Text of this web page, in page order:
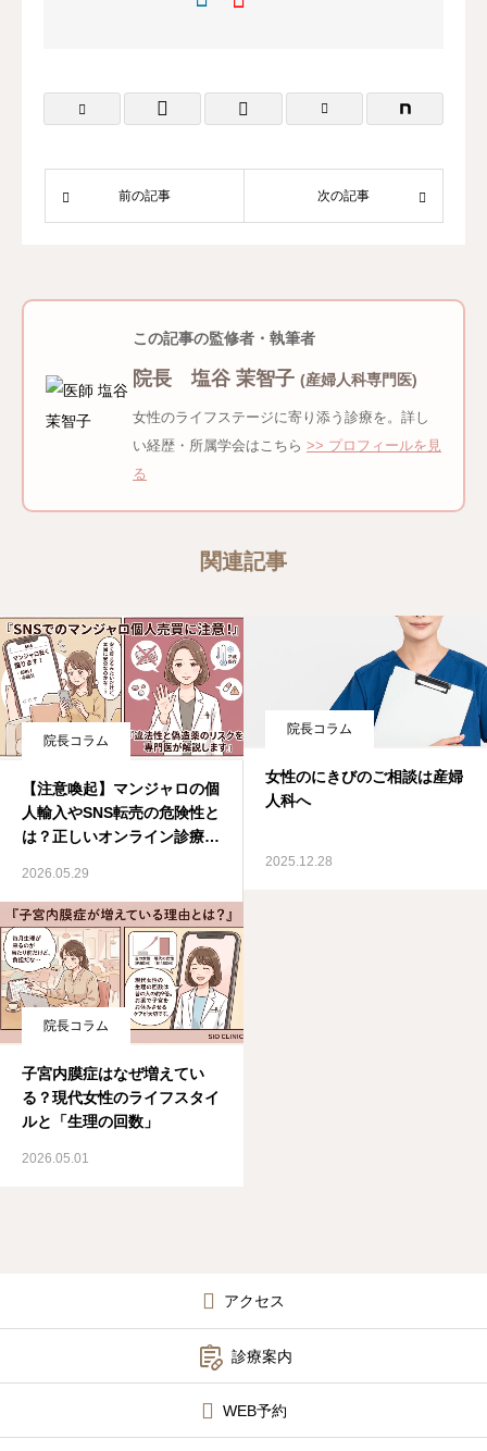
前の記事 次の記事
この記事の監修者・執筆者
院長 塩谷 茉智子 (産婦人科専門医)
女性のライフステージに寄り添う診療を。詳し
い経歴・所属学会はこちら >> プロフィールを見
る
関連記事
院長コラム
【注意喚起】マンジャロの個
人輸入やSNS転売の危険性と
は？正しいオンライン診療の
2026.05.29
院長コラム
女性のにきびのご相談は産婦
人科へ
2025.12.28
院長コラム
子宮内膜症はなぜ増えてい
る？現代女性のライフスタイ
ルと「生理の回数」
2026.05.01
アクセス
 診療案内
WEB予約